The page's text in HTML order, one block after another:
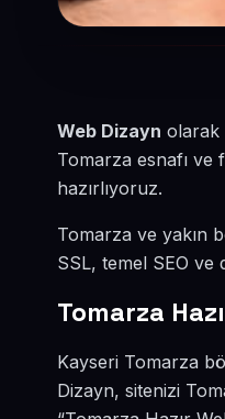
Web Dizayn olarak
Tomarza esnafı ve
hazırlıyoruz.
Tomarza ve yakın
SSL, temel SEO ve
Tomarza
Kayseri Tomarza
Dizayn, sitenizi